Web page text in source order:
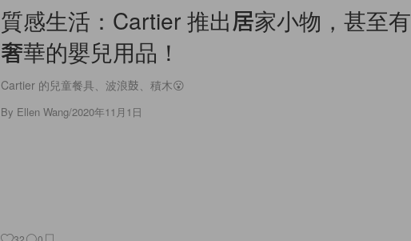
質感生活：Cartier 推出居家小物，甚至有
奢華的嬰兒用品！
Cartier 的兒童餐具、波浪鼓、積木😮
By Ellen Wang/2020年11月1日